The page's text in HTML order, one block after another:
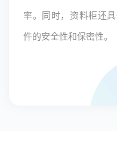
率。同时，资料柜还
件的安全性和保密性。